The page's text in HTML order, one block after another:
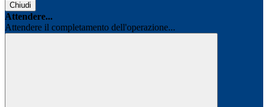
Chiudi
Attendere...
Attendere il completamento dell'operazione...